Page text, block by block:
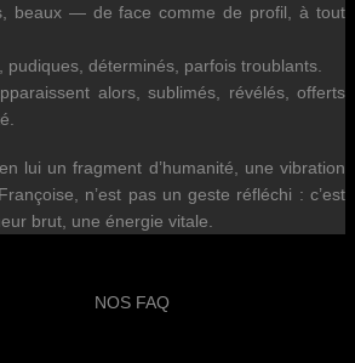
beaux — de face comme de profil, à tout
pudiques, déterminés, parfois troublants.
alors, sublimés, révélés, offerts
lui un fragment d’humanité, une vibration
n’est pas un geste réfléchi : c’est
brut, une énergie vitale.
NOS FAQ